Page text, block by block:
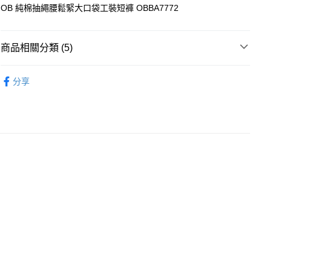
AlipayHK
WeChat Pay
送貨方式
OB 純棉抽繩腰鬆緊大口袋工裝短褲 OBBA7772
商品相關分類 (5)
分享